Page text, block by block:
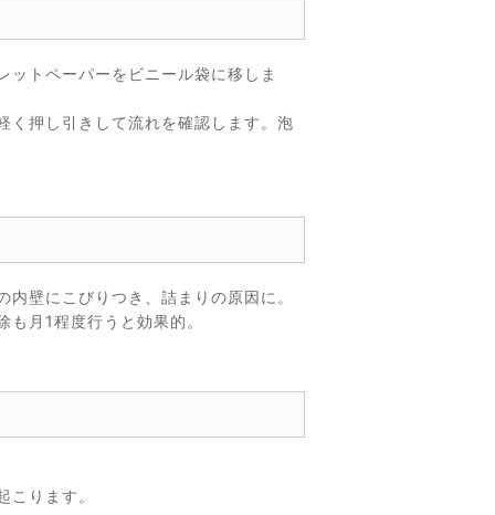
トペーパーをビニール袋に移しま
く押し引きして流れを確認します。泡
壁にこびりつき、詰まりの原因に。
月1程度行うと効果的。
ります。